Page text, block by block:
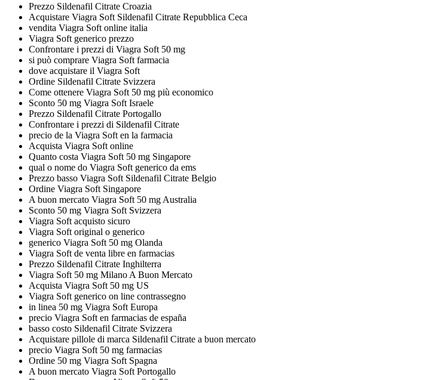
Prezzo Sildenafil Citrate Croazia
Acquistare Viagra Soft Sildenafil Citrate Repubblica Ceca
vendita Viagra Soft online italia
Viagra Soft generico prezzo
Confrontare i prezzi di Viagra Soft 50 mg
si può comprare Viagra Soft farmacia
dove acquistare il Viagra Soft
Ordine Sildenafil Citrate Svizzera
Come ottenere Viagra Soft 50 mg più economico
Sconto 50 mg Viagra Soft Israele
Prezzo Sildenafil Citrate Portogallo
Confrontare i prezzi di Sildenafil Citrate
precio de la Viagra Soft en la farmacia
Acquista Viagra Soft online
Quanto costa Viagra Soft 50 mg Singapore
qual o nome do Viagra Soft generico da ems
Prezzo basso Viagra Soft Sildenafil Citrate Belgio
Ordine Viagra Soft Singapore
A buon mercato Viagra Soft 50 mg Australia
Sconto 50 mg Viagra Soft Svizzera
Viagra Soft acquisto sicuro
Viagra Soft original o generico
generico Viagra Soft 50 mg Olanda
Viagra Soft de venta libre en farmacias
Prezzo Sildenafil Citrate Inghilterra
Viagra Soft 50 mg Milano A Buon Mercato
Acquista Viagra Soft 50 mg US
Viagra Soft generico on line contrassegno
in linea 50 mg Viagra Soft Europa
precio Viagra Soft en farmacias de españa
basso costo Sildenafil Citrate Svizzera
Acquistare pillole di marca Sildenafil Citrate a buon mercato
precio Viagra Soft 50 mg farmacias
Ordine 50 mg Viagra Soft Spagna
A buon mercato Viagra Soft Portogallo